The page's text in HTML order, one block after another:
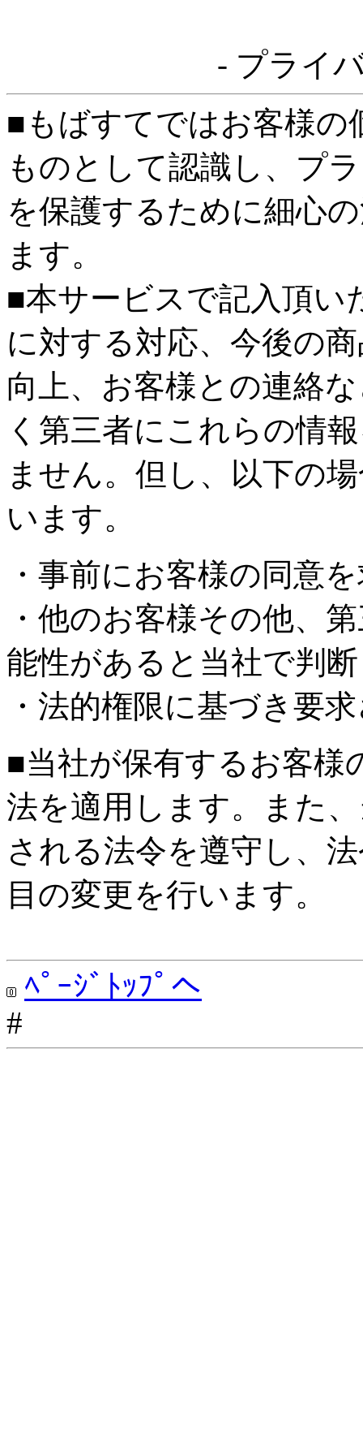
- プライ
■もばすてではお客様の
ものとして認識し、プ
を保護するために細心
ます。
■本サービスで記入頂い
に対する対応、今後の
向上、お客様との連絡
く第三者にこれらの情
ません。但し、以下の
います。
・事前にお客様の同意
・他のお客様その他、
能性があると当社で判
・法的権限に基づき要
■当社が保有するお客様
法を適用します。また
される法令を遵守し、
目の変更を行います。
ﾍﾟｰｼﾞﾄｯﾌﾟへ
#